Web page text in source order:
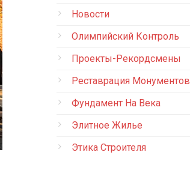
Новости
Олимпийский Контроль
Проекты-Рекордсмены
Реставрация Монументов
Фундамент На Века
Элитное Жилье
Этика Строителя